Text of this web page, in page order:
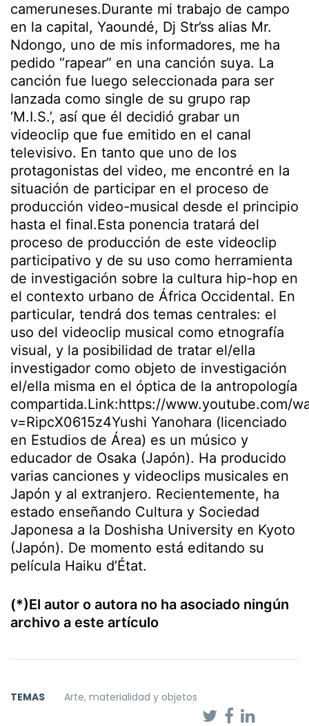
cameruneses.Durante mi trabajo de campo
en la capital, Yaoundé, Dj Str’ss alias Mr.
Ndongo, uno de mis informadores, me ha
pedido “rapear” en una canción suya. La
canción fue luego seleccionada para ser
lanzada como single de su grupo rap
‘M.I.S.’, así que él decidió grabar un
videoclip que fue emitido en el canal
televisivo. En tanto que uno de los
protagonistas del video, me encontré en la
situación de participar en el proceso de
producción video-musical desde el principio
hasta el final.Esta ponencia tratará del
proceso de producción de este videoclip
participativo y de su uso como herramienta
de investigación sobre la cultura hip-hop en
el contexto urbano de África Occidental. En
particular, tendrá dos temas centrales: el
uso del videoclip musical como etnografía
visual, y la posibilidad de tratar el/ella
investigador como objeto de investigación
el/ella misma en el óptica de la antropología
compartida.Link:https://www.youtube.com/
v=RipcX0615z4Yushi Yanohara (licenciado
en Estudios de Área) es un músico y
educador de Osaka (Japón). Ha producido
varias canciones y videoclips musicales en
Japón y al extranjero. Recientemente, ha
estado enseñando Cultura y Sociedad
Japonesa a la Doshisha University en Kyoto
(Japón). De momento está editando su
película Haiku d’État.
(*)El autor o autora no ha asociado ningún
archivo a este artículo
TEMAS Arte, materialidad y objetos